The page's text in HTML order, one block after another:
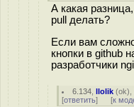
А какая
pull делать?
Если вам
кнопки в github
разработчики
6.134 ,llolik (ok),
[ответить] [к